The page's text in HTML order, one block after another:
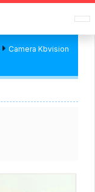
Camera Kbvision